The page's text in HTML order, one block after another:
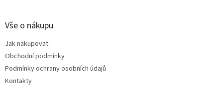
Vše o nákupu
Jak nakupovat
Obchodní podmínky
Podmínky ochrany osobních údajů
Kontakty